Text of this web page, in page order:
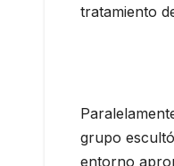
tratamiento
grupo
entorno